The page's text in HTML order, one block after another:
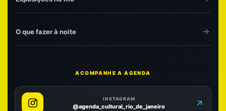
O que fazer à noite
ACOMPANHE A AGENDA
INSTAGRAM
@agenda_cultural_rio_de_janeiro